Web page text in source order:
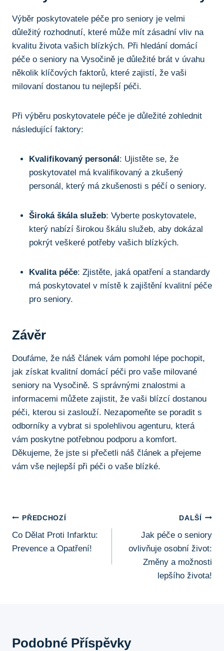
Výběr poskytovatele péče pro seniory je velmi
důležitý rozhodnutí, které může mít zásadní vliv na
kvalitu života vašich blízkých. Při hledání domácí
péče o seniory na Vysočině je důležité brát v úvahu
několik klíčových faktorů, které zajistí, že vaši
milovaní dostanou tu nejlepší péči.
Při výběru poskytovatele péče je důležité zohlednit
následující faktory:
Kvalifikovaný personál: Ujistěte se, že
poskytovatel má kvalifikovaný a zkušený
personál, který má zkušenosti s péčí o seniory.
Široká škála služeb: Vyberte poskytovatele,
který nabízí širokou škálu služeb, aby dokázal
pokrýt veškeré potřeby vašich blízkých.
Kvalita péče: Zjistěte, jaká opatření a standardy
má poskytovatel v místě k zajištění kvalitní péče
pro seniory.
Závěr
Doufáme, že náš článek vám pomohl lépe pochopit,
jak získat kvalitní domácí péči pro vaše milované
seniory na Vysočině. S správnými znalostmi a
informacemi můžete zajistit, že vaši blízcí dostanou
péči, kterou si zaslouží. Nezapomeňte se poradit s
odborníky a vybrat si spolehlivou agenturu, která
vám poskytne potřebnou podporu a komfort.
Děkujeme, že jste si přečetli náš článek a přejeme
vám vše nejlepší při péči o vaše blízké.
Navigace
Pro
PŘEDCHOZÍ
Co Dělat Proti Infarktu:
Prevence a Opatření!
DALŠÍ
Jak péče o seniory
ovlivňuje osobní život:
Změny a možnosti
lepšího života!
Podobné Příspěvky